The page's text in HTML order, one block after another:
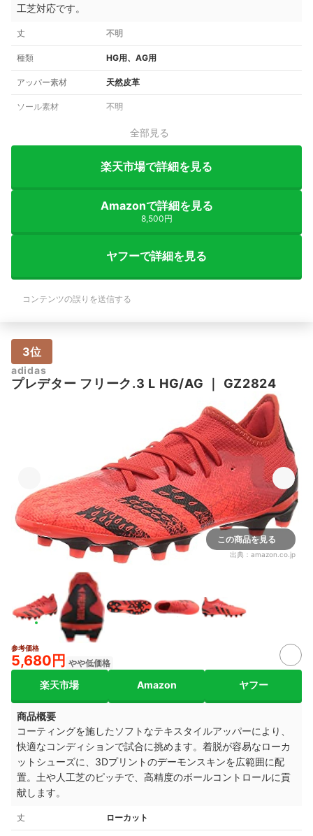
工芝対応です。
丈 不明
種類 HG用、AG用
アッパー素材 天然皮革
ソール素材 不明
全部見る
楽天市場で詳細を見る
Amazonで詳細を見る
8,500円
ヤフーで詳細を見る
コンテンツの誤りを送信する
3位
adidas
プレデター フリーク.3 L HG/AG GZ2824
この商品を見る
出典： amazon.co.jp
参考価格
5,680円 やや低価格
楽天市場 Amazon ヤフー
商品概要
コーティングを施したソフトなテキスタイルアッパーにより、
快適なコンディションで試合に挑めます。着脱が容易なローカ
ットシューズに、3Dプリントのデーモンスキンを広範囲に配
置。土や人工芝のピッチで、高精度のボールコントロールに貢
献します。
丈 ローカット